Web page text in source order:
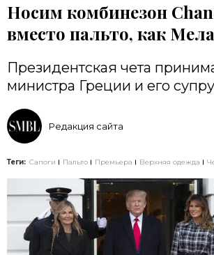
Носим комбинезон
вместо пальто, как
Президентская чета
министра Греции и его
Редакция сайта
Теги: Сапоги Пальто Премьера Верхняя одежда